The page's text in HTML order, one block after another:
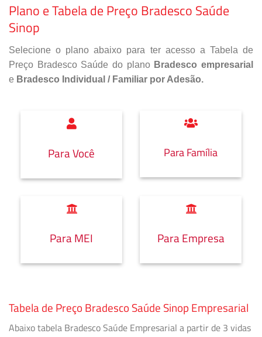
Plano e Tabela de Preço Bradesco Saúde
Sinop
Selecione o plano abaixo para ter acesso a Tabela de
Preço Bradesco Saúde do plano Bradesco empresarial
e Bradesco Individual / Familiar por Adesão.
Para Você Para Família
Para MEI Para Empresa
Tabela de Preço Bradesco Saúde Sinop Empresarial
Abaixo tabela Bradesco Saúde Empresarial a partir de 3 vidas